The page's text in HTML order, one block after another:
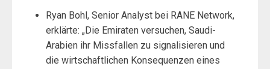
Ryan Bohl, Senior Analyst bei RANE Network,
erklärte: „Die Emiraten versuchen, Saudi-
Arabien ihr Missfallen zu signalisieren und
die wirtschaftlichen Konsequenzen eines